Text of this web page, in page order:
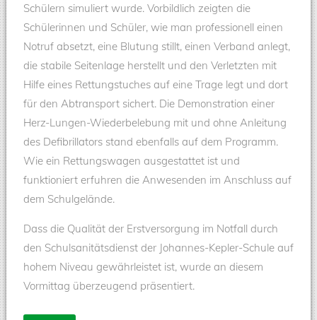
Schülern simuliert wurde. Vorbildlich zeigten die
Schülerinnen und Schüler, wie man professionell einen
Notruf absetzt, eine Blutung stillt, einen Verband anlegt,
die stabile Seitenlage herstellt und den Verletzten mit
Hilfe eines Rettungstuches auf eine Trage legt und dort
für den Abtransport sichert. Die Demonstration einer
Herz-Lungen-Wiederbelebung mit und ohne Anleitung
des Defibrillators stand ebenfalls auf dem Programm.
Wie ein Rettungswagen ausgestattet ist und
funktioniert erfuhren die Anwesenden im Anschluss auf
dem Schulgelände.
Dass die Qualität der Erstversorgung im Notfall durch
den Schulsanitätsdienst der Johannes-Kepler-Schule auf
hohem Niveau gewährleistet ist, wurde an diesem
Vormittag überzeugend präsentiert.